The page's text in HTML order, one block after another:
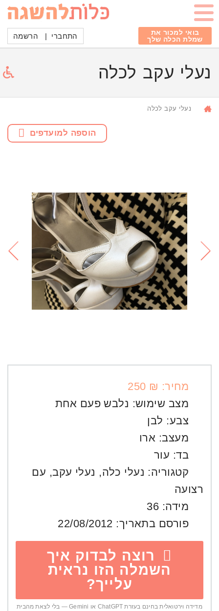
בואי למכור את
שמלת הכלה שלך
התחברי | הרשמה
נעלי עקב לכלה
נעלי עקב לכלה
הוספה למועדפים
מחיר: ₪ 250
מצב שימוש: נלבש פעם אחת
צבע: לבן
מעצב: ארו
בד: עור
קטגוריה: נעלי כלה, נעלי עקב, עם
רצועה
מידה: 36
פורסם בתאריך: 22/08/2012
רוצה לבדוק איך
השמלה הזו נראית
עלייך?
מדידה וירטואלית בחינם בעזרת ChatGPT או Gemini — בלי לצאת מהבית